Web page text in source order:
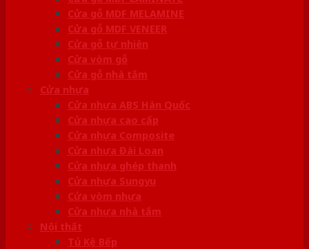
Cửa gỗ MDF MELAMINE
Cửa gỗ MDF VENEER
Cửa gỗ tự nhiên
Cửa vòm gỗ
Cửa gỗ nhà tắm
Cửa nhựa
Cửa nhựa ABS Hàn Quốc
Cửa nhựa cao cấp
Cửa nhựa Composite
Cửa nhựa Đài Loan
Cửa nhựa ghép thanh
Cửa nhựa Sungyu
Cửa vòm nhựa
Cửa nhựa nhà tắm
Nội thất
Tủ Kệ Bếp